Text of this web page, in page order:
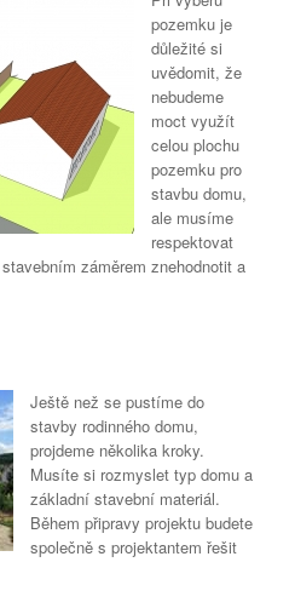
pozemku je
důležité si
uvědomit, že
nebudeme
moct využít
celou plochu
pozemku pro
stavbu domu,
ale musíme
respektovat
záměrem znehodnotit a
Ještě než se pustíme do
stavby rodinného domu,
projdeme několika kroky.
Musíte si rozmyslet typ domu a
základní stavební materiál.
Během připravy projektu budete
společně s projektantem řešit